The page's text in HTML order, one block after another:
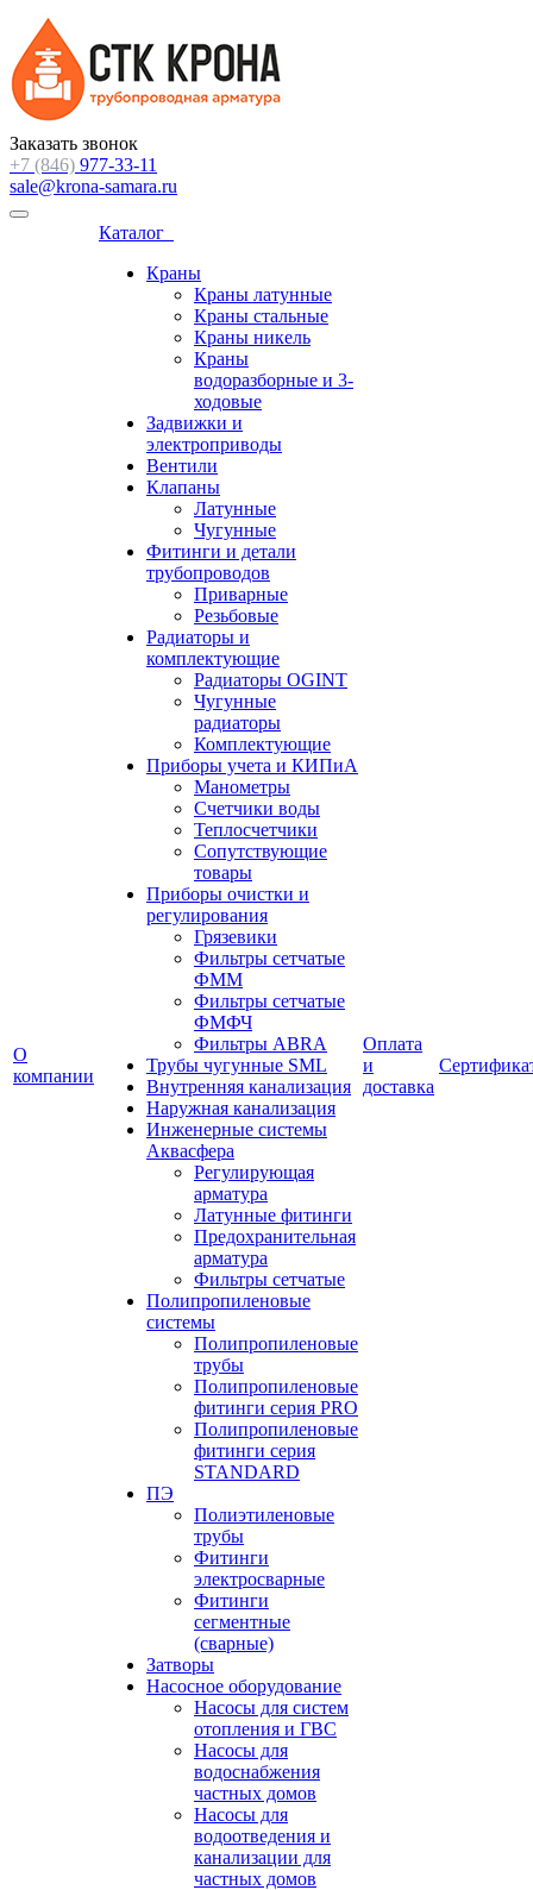
Заказать звонок
+7 (846) 977-33-11
sale@krona-samara.ru
О
компании
Каталог
Краны
Краны латунные
Краны стальные
Краны никель
Краны
водоразборные и 3-
ходовые
Задвижки и
электроприводы
Вентили
Клапаны
Латунные
Чугунные
Фитинги и детали
трубопроводов
Приварные
Резьбовые
Радиаторы и
комплектующие
Радиаторы OGINT
Чугунные
радиаторы
Комплектующие
Приборы учета и КИПиА
Манометры
Счетчики воды
Теплосчетчики
Сопутствующие
товары
Приборы очистки и
регулирования
Грязевики
Фильтры сетчатые
ФММ
Фильтры сетчатые
ФМФЧ
Фильтры ABRA
Трубы чугунные SML
Внутренняя канализация
Наружная канализация
Инженерные системы
Аквасфера
Регулирующая
арматура
Латунные фитинги
Предохранительная
арматура
Фильтры сетчатые
Полипропиленовые
системы
Полипропиленовые
трубы
Полипропиленовые
фитинги серия PRO
Полипропиленовые
фитинги серия
STANDARD
ПЭ
Полиэтиленовые
трубы
Фитинги
электросварные
Фитинги
сегментные
(сварные)
Затворы
Насосное оборудование
Насосы для систем
отопления и ГВС
Насосы для
водоснабжения
частных домов
Насосы для
водоотведения и
канализации для
частных домов
Оплата
и
доставка